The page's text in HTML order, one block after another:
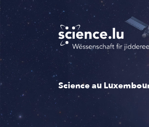
Skip
to
main
content
Science au